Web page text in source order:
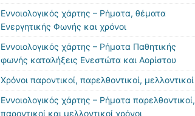
Εννοιολογικός χάρτης – Ρήματα, θέματα
Ενεργητικής Φωνής και χρόνοι
Εννοιολογικός χάρτης – Ρήματα Παθητικής
φωνής καταλήξεις Ενεστώτα και Αορίστου
Χρόνοι παροντικοί, παρελθοντικοί, μελλοντικοί
Εννοιολογικός χάρτης – Ρήματα παρελθοντικοί,
παροντικοί και μελλοντικοί χρόνοι